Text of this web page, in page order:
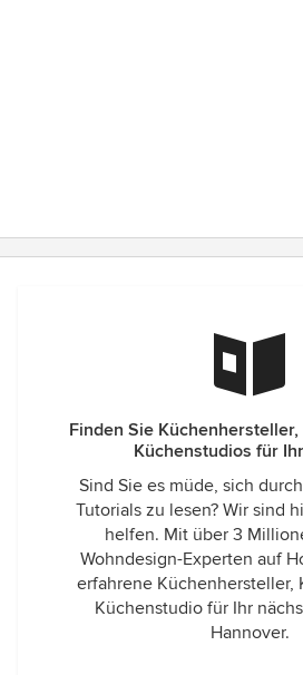
Finden Sie
Küchenstudios für
Sind Sie es müde, sich
Tutorials zu lesen? Wir sind
helfen. Mit über 3
Wohndesign-Experten auf
erfahrene Küchenhersteller,
Küchenstudio für Ihr
Hannover.